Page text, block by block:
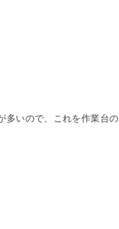
多いので、これを作業台の